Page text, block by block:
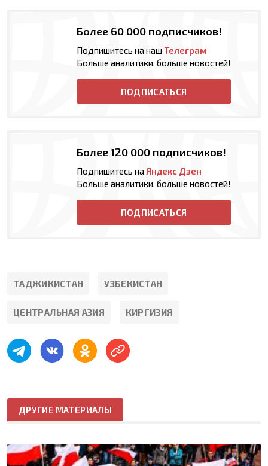
Более 60 000 подписчиков!
Подпишитесь на наш Телеграм
Больше аналитики, больше новостей!
ПОДПИСАТЬСЯ
Более 120 000 подписчиков!
Подпишитесь на Яндекс Дзен
Больше аналитики, больше новостей!
ПОДПИСАТЬСЯ
ТАДЖИКИСТАН УЗБЕКИСТАН
ЦЕНТРАЛЬНАЯ АЗИЯ КИРГИЗИЯ
ДРУГИЕ МАТЕРИАЛЫ